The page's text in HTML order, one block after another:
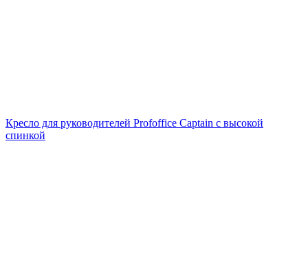
Кресло для руководителей Profoffice Captain с высокой
спинкой